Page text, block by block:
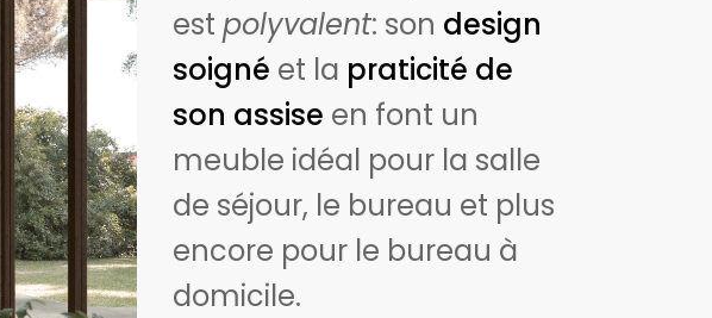
est polyvalent: son design
soigné et la praticité de
son assise en font un
meuble idéal pour la salle
de séjour, le bureau et plus
encore pour le bureau à
domicile.